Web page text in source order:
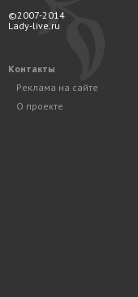
©2007-2014
Lady-live.ru
Контакты
Реклама на сайте
О проекте